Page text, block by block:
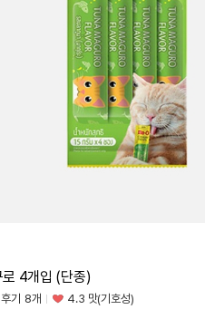
로 4개입 (단종)
후기 8개 4.3 맛(기호성)